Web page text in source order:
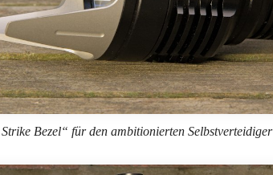
„Strike Bezel“ für den ambitionierten Selbstverteidiger